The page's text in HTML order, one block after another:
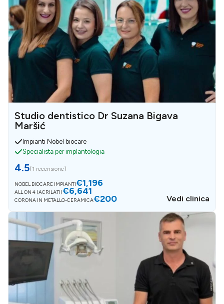
Studio dentistico Dr Suzana Bigava
Maršić
Impianti Nobel biocare
Specialista per implantologia
4.5(1 recensione)
NOBEL BIOCARE IMPIANTI​€1,196
ALL ON 4 (ACRILATI)€6,641
CORONA IN METALLO-CERAMICA€200 Vedi clinica